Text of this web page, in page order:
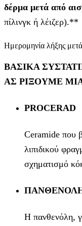
δέρμα μετά από
πίλινγκ ή λέιζερ).**
Ημερομηνία λήξης
ΒΑΣΙΚΑ
ΑΣ ΡΙΞΟΥΜΕ
PROCERAD
Ceramide που
λιπιδικού
σχηματισμό
Η πανθενόλη,